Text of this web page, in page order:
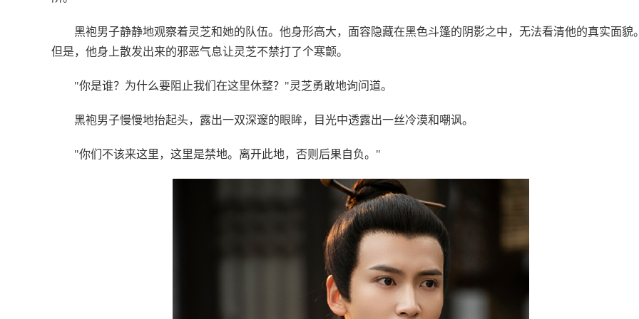
黑袍男子静静地观察着灵芝和她的队伍。他身形高大，面容隐藏在黑色斗篷的阴影之中，无法看清他的真实面貌
但是，他身上散发出来的邪恶气息让灵芝不禁打了个寒颤。
"你是谁？为什么要阻止我们在这里休整？"灵芝勇敢地询问道。
黑袍男子慢慢地抬起头，露出一双深邃的眼眸，目光中透露出一丝冷漠和嘲讽。
"你们不该来这里，这里是禁地。离开此地，否则后果自负。"